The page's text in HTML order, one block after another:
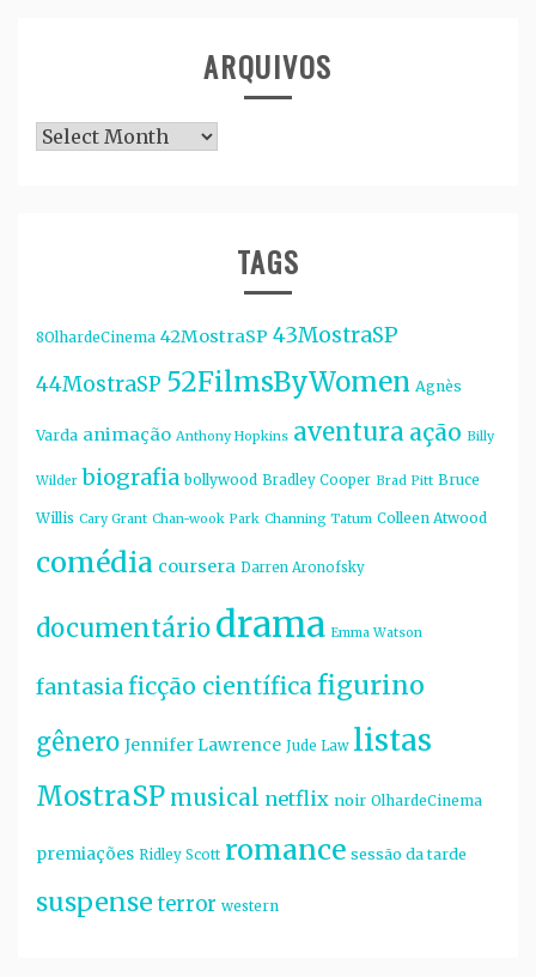
ARQUIVOS
Arquivos
TAGS
8OlhardeCinema 42MostraSP 43MostraSP
44MostraSP 52FilmsByWomen Agnès
Varda animação Anthony Hopkins aventura ação Billy
Wilder biografia bollywood Bradley Cooper Brad Pitt Bruce
Willis Cary Grant Chan-wook Park Channing Tatum Colleen Atwood
comédia coursera Darren Aronofsky
documentáriodrama Emma Watson
fantasiaficção científica figurino
gênero Jennifer Lawrence Jude Law listas
MostraSP musical netflix noir OlhardeCinema
premiações Ridley Scott romance sessão da tarde
suspense terror western